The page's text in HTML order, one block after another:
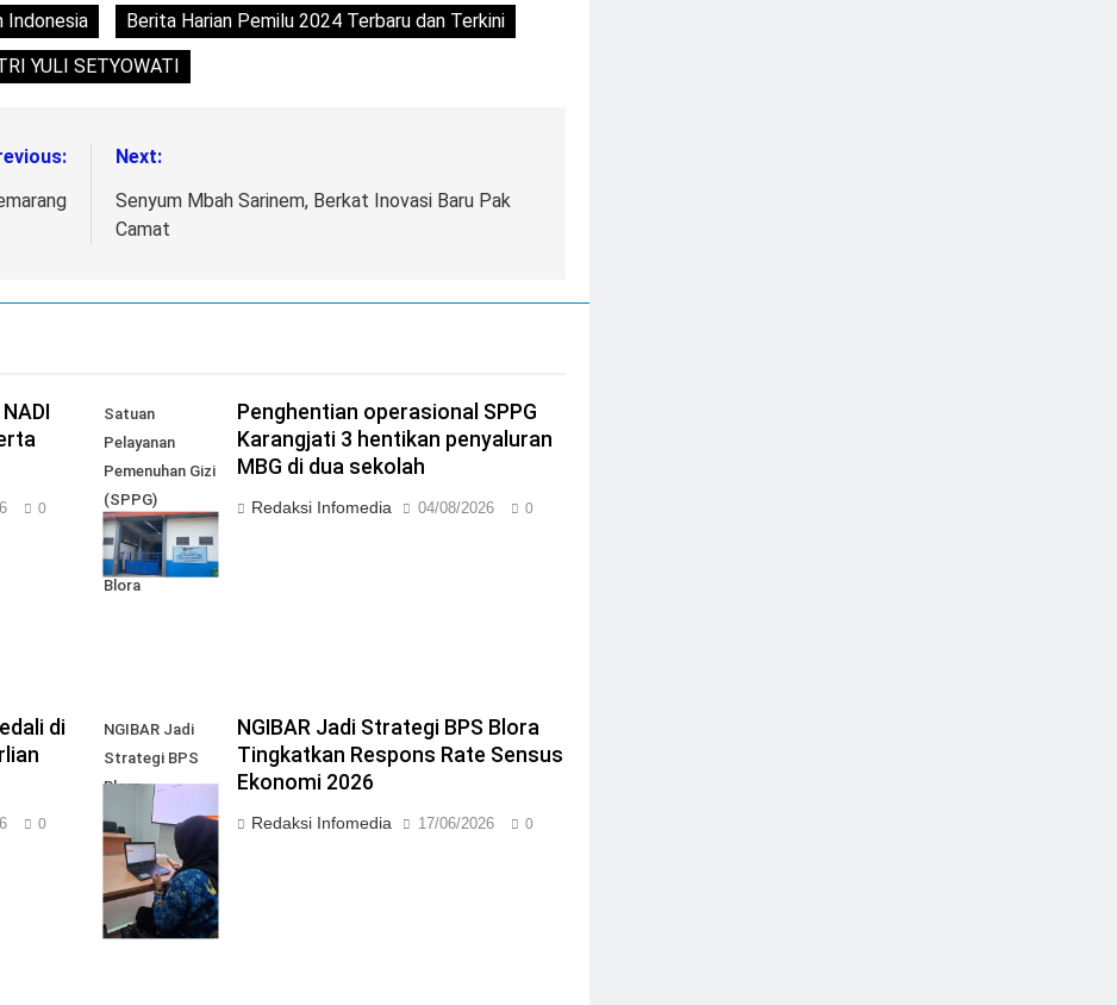
Indonesia
Berita Harian Pemilu 2024 Terbaru dan Terkini
YULI SETYOWATI
Next:
Senyum Mbah Sarinem, Berkat Inovasi Baru Pak
Camat
0
Satuan
Pelayanan
Pemenuhan Gizi
(SPPG)
Karangjati 3 di
Kabupaten
Blora
Penghentian operasional SPPG
Karangjati 3 hentikan penyaluran
MBG di dua sekolah
Redaksi Infomedia 04/08/2026 0
di
0
NGIBAR Jadi
Strategi BPS
Blora
Tingkatkan
Respons Rate
Sensus
Ekonomi 2026
NGIBAR Jadi Strategi BPS Blora
Tingkatkan Respons Rate Sensus
Ekonomi 2026
Redaksi Infomedia 17/06/2026 0